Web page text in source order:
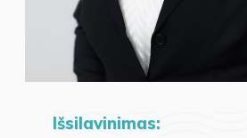
Išsilavinimas: